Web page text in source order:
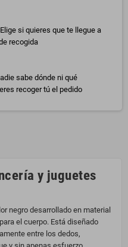
si quieres que te llegue a
recogida
sabe dónde ni qué
recoger tú el pedido
y juguetes
negro desarrollado en material
el cuerpo. Está diseñado
entre los dedos,